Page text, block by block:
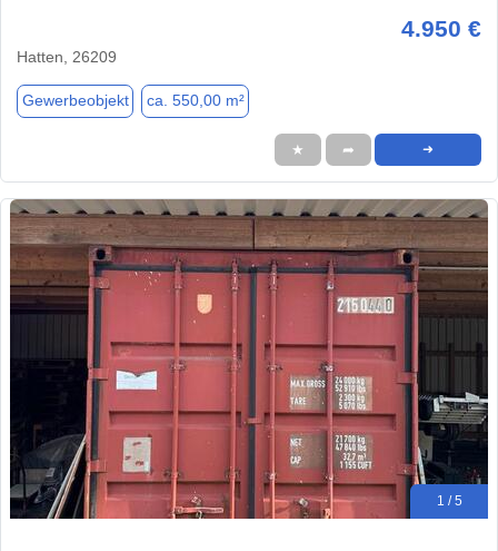
4.950 €
Hatten, 26209
Gewerbeobjekt ca. 550,00 m²
★ ➦ ➜
1 / 5